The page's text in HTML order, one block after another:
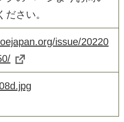
ださい。
issue/20220